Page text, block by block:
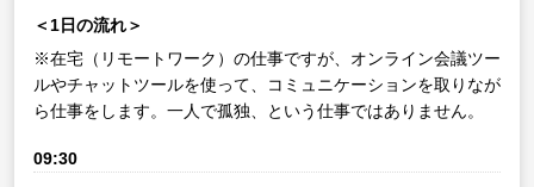
＜1日の流れ＞
※在宅（リモートワーク）の仕事ですが、オンライン会議ツー
ルやチャットツールを使って、コミュニケーションを取りなが
ら仕事をします。一人で孤独、という仕事ではありません。
09:30